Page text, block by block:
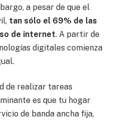
a pesar de que el
tan sólo el 69% de las
de internet. A partir de
digitales comienza
de realizar tareas
es que tu hogar
de banda ancha fija,